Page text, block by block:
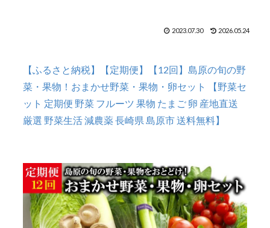
2023.07.30 2026.05.24
【ふるさと納税】【定期便】【12回】島原の旬の野
菜・果物！おまかせ野菜・果物・卵セット 【野菜セ
ット 定期便 野菜 フルーツ 果物 たまご 卵 産地直送
厳選 野菜生活 減農薬 長崎県 島原市 送料無料】